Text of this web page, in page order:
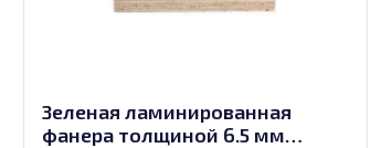
Зеленая ламинированная
фанера толщиной 6.5 мм